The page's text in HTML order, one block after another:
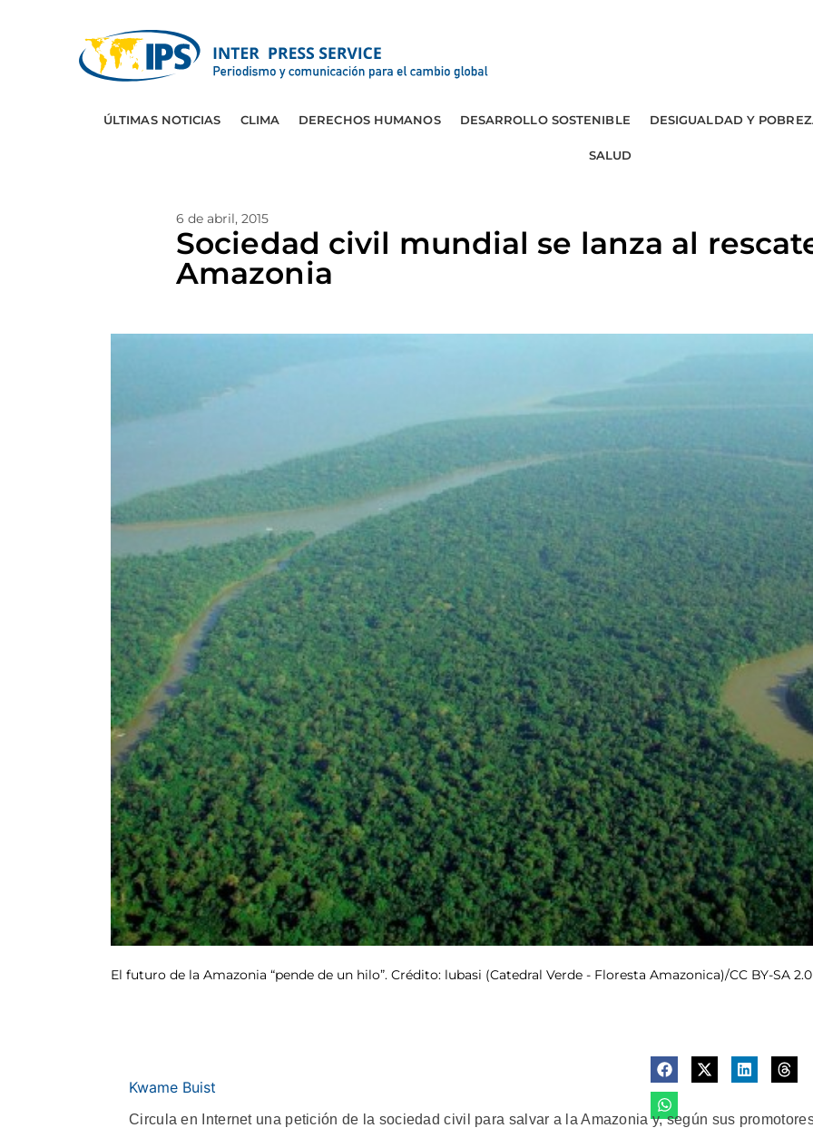
ÚLTIMAS NOTICIAS CLIMA DERECHOS HUMANOS DESARROLLO SOSTENIBLE DESIGUALDAD Y
SALUD
6 de abril, 2015
Sociedad civil mundial se lanza al
Amazonia
El futuro de la Amazonia “pende de un hilo”. Crédito: lubasi (Catedral Verde - Floresta Amazonica)/CC BY-SA 2.0
Kwame Buist
Circula en Internet una petición de la sociedad civil para salvar a la Amazonia y, según sus